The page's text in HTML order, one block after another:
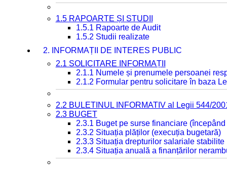
1.5 RAPOARTE ȘI STUDII
1.5.1 Rapoarte de Audit
1.5.2 Studii realizate
2. INFORMAȚII DE INTERES PUBLIC
2.1 SOLICITARE INFORMAȚII
2.1.1 Numele și prenumele persoanei
2.1.2 Formular pentru solicitare în baza
2.2 BULETINUL INFORMATIV al Legii 544/
2.3 BUGET
2.3.1 Buget pe surse financiare
2.3.2 Situația plăților (execuția bugetară)
2.3.3 Situația drepturilor salariale
2.3.4 Situația anuală a finanțărilor